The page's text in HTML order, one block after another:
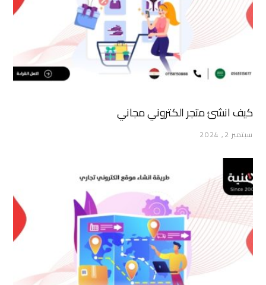
كيف انشئ متجر الكتروني مجاني
سبتمبر 2, 2024